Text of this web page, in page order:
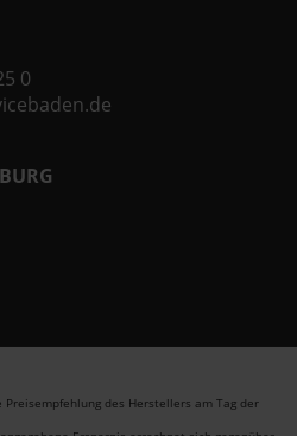
0
des Herstellers am Tag der